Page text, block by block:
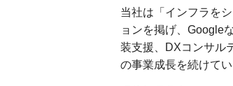
当社は「インフラを
ョンを掲げ、Google
装支援、DXコンサル
の事業成長を続けて